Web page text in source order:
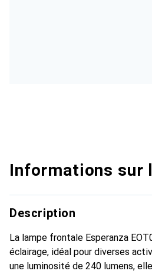
Informations sur
Description
La lampe frontale Esperanza
éclairage, idéal pour diverses
une luminosité de 240 lumens,